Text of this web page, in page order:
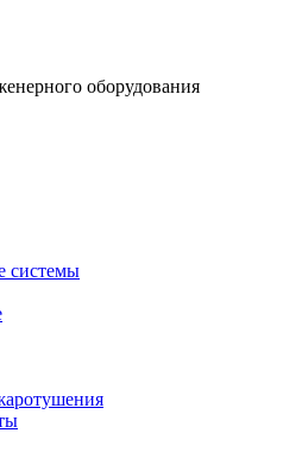
оборудования
системы